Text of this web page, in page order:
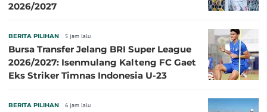
2026/2027
BERITA PILIHAN 5 jam lalu
Bursa Transfer Jelang BRI Super League
2026/2027: Isenmulang Kalteng FC Gaet
Eks Striker Timnas Indonesia U-23
BERITA PILIHAN 6 jam lalu